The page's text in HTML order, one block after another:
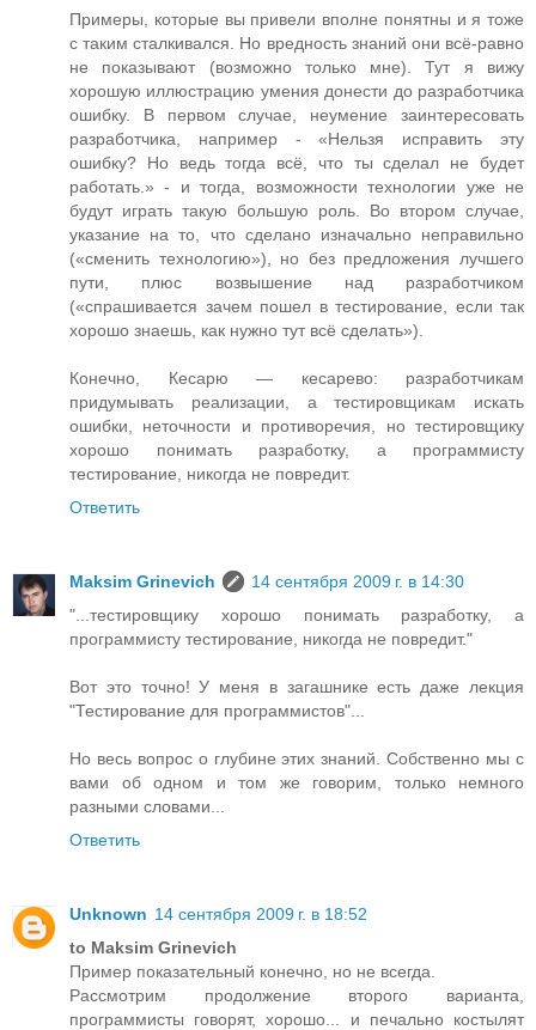
Примеры, которые вы привели вполне понятны и я тоже
с таким сталкивался. Но вредность знаний они всё-равно
не показывают (возможно только мне). Тут я вижу
хорошую иллюстрацию умения донести до разработчика
ошибку. В первом случае, неумение заинтересовать
разработчика, например - «Нельзя исправить эту
ошибку? Но ведь тогда всё, что ты сделал не будет
работать.» - и тогда, возможности технологии уже не
будут играть такую большую роль. Во втором случае,
указание на то, что сделано изначально неправильно
(«сменить технологию»), но без предложения лучшего
пути, плюс возвышение над разработчиком
(«спрашивается зачем пошел в тестирование, если так
хорошо знаешь, как нужно тут всё сделать»).
Конечно, Кесарю — кесарево: разработчикам
придумывать реализации, а тестировщикам искать
ошибки, неточности и противоречия, но тестировщику
хорошо понимать разработку, а программисту
тестирование, никогда не повредит.
Ответить
Maksim Grinevich
14 сентября 2009 г. в 14:30
"...тестировщику хорошо понимать разработку, а
программисту тестирование, никогда не повредит."
Вот это точно! У меня в загашнике есть даже лекция
"Тестирование для программистов"...
Но весь вопрос о глубине этих знаний. Собственно мы с
вами об одном и том же говорим, только немного
разными словами...
Ответить
Unknown 14 сентября 2009 г. в 18:52
to Maksim Grinevich
Пример показательный конечно, но не всегда.
Рассмотрим продолжение второго варианта,
программисты говорят, хорошо... и печально костылят